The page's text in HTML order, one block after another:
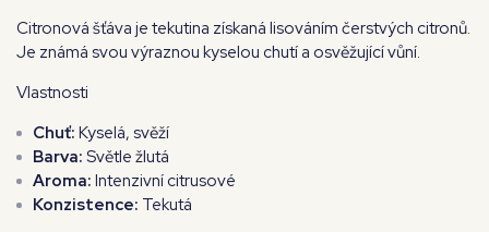
Citronová šťáva je tekutina získaná lisováním čerstvých citronů.
Je známá svou výraznou kyselou chutí a osvěžující vůní.
Vlastnosti
Chuť: Kyselá, svěží
Barva: Světle žlutá
Aroma: Intenzivní citrusové
Konzistence: Tekutá